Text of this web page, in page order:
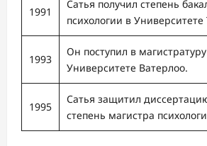
1991
Сатья получил степень
психологии в Университете
1993
Он поступил в
Университете Ватерлоо.
1995
Сатья защитил
степень магистра